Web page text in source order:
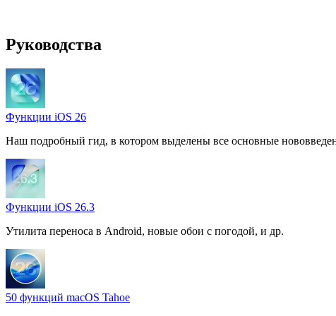
Руководства
Функции iOS 26
Наш подробный гид, в котором выделены все основные
Функции iOS 26.3
Утилита переноса в Android, новые обои с погодой, и др.
50 функций macOS Tahoe